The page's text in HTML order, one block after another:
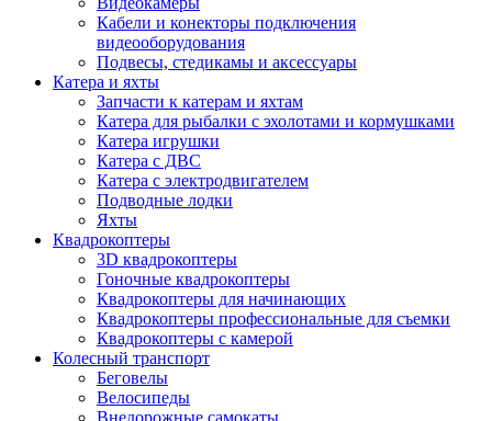
Кабели и конекторы подключения
видеооборудования
Подвесы, стедикамы и аксессуары
Катера и яхты
Запчасти к катерам и яхтам
Катера для рыбалки с эхолотами и кормушками
Катера игрушки
Катера с ДВС
Катера с электродвигателем
Подводные лодки
Яхты
Квадрокоптеры
3D квадрокоптеры
Гоночные квадрокоптеры
Квадрокоптеры для начинающих
Квадрокоптеры профессиональные для съемки
Квадрокоптеры с камерой
Колесный транспорт
Беговелы
Велосипеды
Внедорожные самокаты